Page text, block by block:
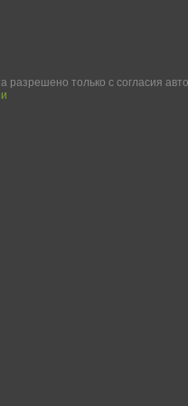
разрешено только с согласия